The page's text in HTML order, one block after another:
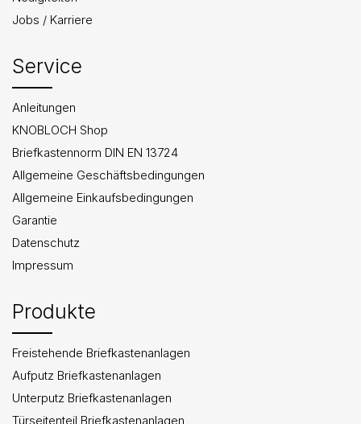
Jobs / Karriere
Service
Anleitungen
KNOBLOCH Shop
Briefkastennorm DIN EN 13724
Allgemeine Geschäftsbedingungen
Allgemeine Einkaufsbedingungen
Garantie
Datenschutz
Impressum
Produkte
Freistehende Briefkastenanlagen
Aufputz Briefkastenanlagen
Unterputz Briefkastenanlagen
Türseitenteil Briefkastenanlagen